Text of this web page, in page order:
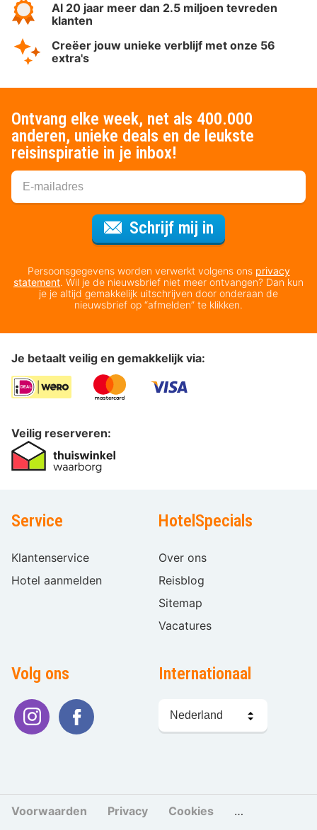
Al 20 jaar meer dan 2.5 miljoen tevreden
klanten
Creëer jouw unieke verblijf met onze 56
extra's
Ontvang elke week, net als 400.000
anderen, unieke deals en de leukste
reisinspiratie in je inbox!
Schrijf mij in
Persoonsgegevens worden verwerkt volgens ons privacy
statement. Wil je de nieuwsbrief niet meer ontvangen? Dan kun
je je altijd gemakkelijk uitschrijven door onderaan de
nieuwsbrief op “afmelden” te klikken.
Je betaalt veilig en gemakkelijk via:
Veilig reserveren:
Service
Klantenservice
Hotel aanmelden
HotelSpecials
Over ons
Reisblog
Sitemap
Vacatures
Volg ons Internationaal
kiezen
Voorwaarden Privacy Cookies Cookies